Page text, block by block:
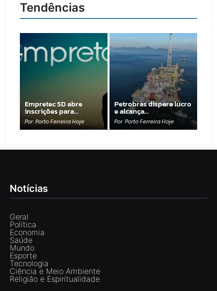
Tendências
Empretec 5D abre
inscrições para…
Por Porto Ferreira Hoje
Petrobras dispara lucro
e alcança…
Por Porto Ferreira Hoje
Notícias
Geral
Política
Economia
Saúde
Mundo
Esporte
Tecnologia
Ciência e Meio Ambiente
Religião e Espiritualidade